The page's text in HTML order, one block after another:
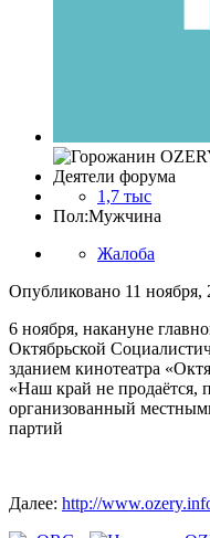
Деятели форума
1,7 тыс
Пол:Мужчина
Жалоба
Опубликовано 11 ноября,
6 ноября, накануне
Октябрьской
зданием кинотеатра
«Наш край не продаётся,
организованный
партий
Далее: http://